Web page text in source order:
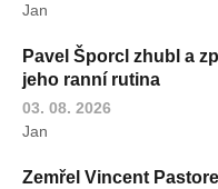
Jan
Pavel Šporcl zhubl a
jeho ranní rutina
03. 08. 2026
Jan
Zemřel Vincent